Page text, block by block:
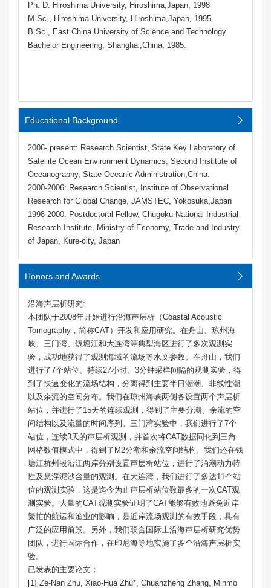
Ph. D. Hiroshima University, Hiroshima,Japan, 1998
M.Sc., Hiroshima University, Hiroshima,Japan, 1995
B.Sc., East China University of Science and Technology
Bachelor Engineering, Shanghai,China, 1985.
Educational Background
2006- present: Research Scientist, State Key Laboratory of
Satellite Ocean Environment Dynamics, Second Institute of
Oceanography, State Oceanic Administration,China.
2000-2006: Research Scientist, Institute of Observational
Research for Global Change, JAMSTEC, Yokosuka,Japan
1998-2000: Postdoctoral Fellow, Chugoku National Industrial
Research Institute, Ministry of Economy, Trade and Industry
of Japan, Kure-city, Japan
Honors and Awards
沿海声层析研究:
本团队于2008年开始进行沿海声层析（Coastal Acoustic
Tomography，简称CAT）开发和应用研究。在舟山、琼州海
峡、三门湾、钱塘江和大连湾等典型海区进行了多次观测实
验，成功地获得了观测海域的流场等水文参数。在舟山，我们
进行了7个站位、持续27小时、3分钟采样间隔的观测实验，得
到了快速变化的流场结构，分离得到主要半日潮潮、非线性潮
以及余流的空间分布。我们在琼州海峡两侧各设置两个声层析
站位，并进行了15天的连续观测，得到了主要分潮、余流的空
间结构以及流量的时间序列。三门湾实验中，我们进行了7个
站位，连续3天的声层析观测，并首次将CAT数据同化到三角
网格数值模式中，得到了M2分潮和余流空间结构。我们还在钱
塘江杭州段沿江两岸分别设置声层析站位，进行了涌潮动力特
性及悬浮泥沙含量的观测。在大连湾，我们进行了多达11个站
位的观测实验，这是迄今为止声层析站位数最多的一次CAT观
测实验。大量的CAT观测实验证明了CAT能够有效地避免近岸
繁忙的航运和渔业的影响，是近岸流场观测的有效手段，具有
广泛的应用前景。另外，我们联合国际上沿海声层析研究优势
团队，进行国际合作，在印尼海等地实施了多个沿海声层析实
验。
已发表的主要论文：
[1] Ze-Nan Zhu, Xiao-Hua Zhu*, Chuanzheng Zhang, Minmo